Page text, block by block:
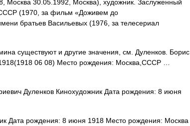
Москва 30.05.1992, Москва), художник. Заслуженный
(1970, за фильм «Доживем до
братьев Васильевых (1976, за телесериал
существуют и другие значения, см. Дуленков. Борис
06 08) Место рождения: Москва,СССР …
Дуленков Кинохудожник Дата рождения: 8 июня
Дата рождения: 8 июня 1918 Место рождения: Москва